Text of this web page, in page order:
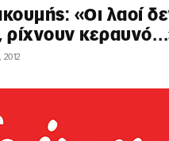
«Οι λαοί
ρίχνουν
2012